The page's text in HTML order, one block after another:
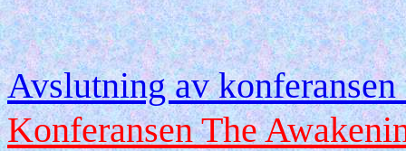
Avslutning av konferansen
Konferansen The